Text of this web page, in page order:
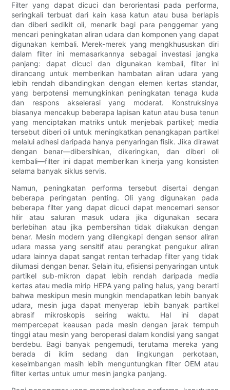
Filter yang dapat dicuci dan berorientasi pada performa,
seringkali terbuat dari kain kasa katun atau busa berlapis
dan diberi sedikit oli, menarik bagi para penggemar yang
mencari peningkatan aliran udara dan komponen yang dapat
digunakan kembali. Merek-merek yang mengkhususkan diri
dalam filter ini memasarkannya sebagai investasi jangka
panjang: dapat dicuci dan digunakan kembali, filter ini
dirancang untuk memberikan hambatan aliran udara yang
lebih rendah dibandingkan dengan elemen kertas standar,
yang berpotensi memungkinkan peningkatan tenaga kuda
dan respons akselerasi yang moderat. Konstruksinya
biasanya mencakup beberapa lapisan katun atau busa tenun
yang menciptakan matriks untuk menjebak partikel; media
tersebut diberi oli untuk meningkatkan penangkapan partikel
melalui adhesi daripada hanya penyaringan fisik. Jika dirawat
dengan benar—dibersihkan, dikeringkan, dan diberi oli
kembali—filter ini dapat memberikan kinerja yang konsisten
selama banyak siklus servis.
Namun, peningkatan performa tersebut disertai dengan
beberapa peringatan penting. Oli yang digunakan pada
beberapa filter yang dapat dicuci dapat mencemari sensor
hilir atau saluran masuk udara jika digunakan secara
berlebihan atau jika pembersihan tidak dilakukan dengan
benar. Mesin modern yang dilengkapi dengan sensor aliran
udara massa yang sensitif atau perangkat pengukur aliran
udara lainnya dapat sangat rentan terhadap filter yang tidak
dilumasi dengan benar. Selain itu, efisiensi penyaringan untuk
partikel sub-mikron dapat lebih rendah daripada media
kertas atau media mirip HEPA yang paling halus, yang berarti
bahwa meskipun mesin mungkin mendapatkan lebih banyak
udara, mesin juga dapat menyerap lebih banyak partikel
abrasif mikroskopis seiring waktu. Hal ini dapat
mempercepat keausan pada mesin dengan jarak tempuh
tinggi atau mesin yang beroperasi dalam kondisi yang sangat
berdebu. Bagi banyak pengemudi, terutama mereka yang
berada di iklim sedang dan lingkungan perkotaan,
keseimbangan masih lebih menguntungkan filter OEM atau
filter kertas untuk umur mesin jangka panjang.